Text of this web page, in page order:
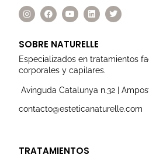
I
n
a
g
r
a
m
F
a
b
o
o
k
Y
o
u
b
e
L
i
e
d
i
n
T
w
r
SOBRE NATURELLE
Especializados en tratamientos
corporales y capilares.
Avinguda Catalunya n.32 |
contacto@esteticanaturelle.com
TRATAMIENTOS